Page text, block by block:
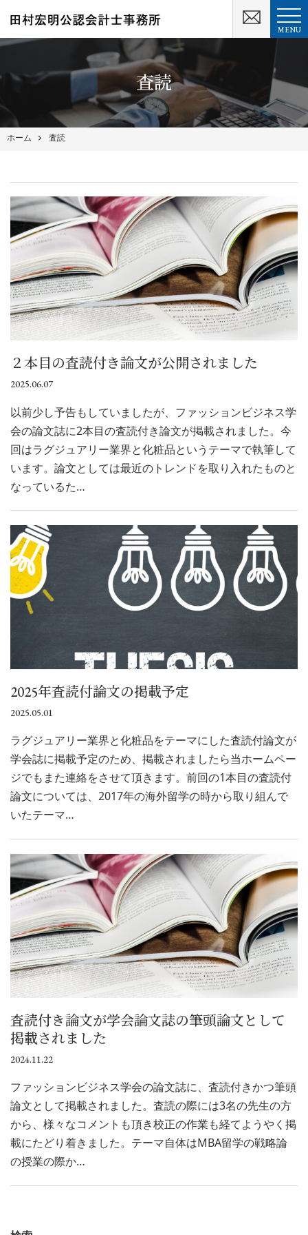
MENU
査読
ホーム 査読
２本目の査読付き論文が公開されました
2025.06.07
以前少し予告もしていましたが、ファッションビジネス学
会の論文誌に2本目の査読付き論文が掲載されました。今
回はラグジュアリー業界と化粧品というテーマで執筆して
います。論文としては最近のトレンドを取り入れたものと
なっているた…
2025年査読付論文の掲載予定
2025.05.01
ラグジュアリー業界と化粧品をテーマにした査読付論文が
学会誌に掲載予定のため、掲載されましたら当ホームペー
ジでもまた連絡をさせて頂きます。前回の1本目の査読付
論文については、2017年の海外留学の時から取り組んで
いたテーマ…
査読付き論文が学会論文誌の筆頭論文として
掲載されました
2024.11.22
ファッションビジネス学会の論文誌に、査読付きかつ筆頭
論文として掲載されました。査読の際には3名の先生の方
から、様々なコメントも頂き校正の作業も経てようやく掲
載にたどり着きました。テーマ自体はMBA留学の戦略論
の授業の際か…